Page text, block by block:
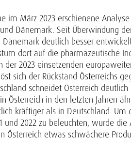
im März 2023 erschienene
Dänemark. Seit Überwindung
deutlich besser
dort auf die pharmazeutische
2023 einsetzenden
sich der Rückstand Österreichs
schneidet Österreich
Österreich in den letzten Jahren
kräftiger als in Deutschland. Um
und 2022 zu beleuchten, wurde
etwas schwächere